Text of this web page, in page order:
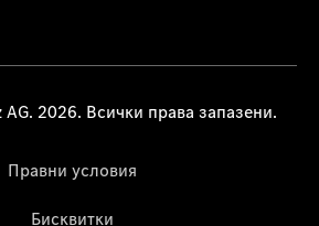
2026. Всички права запазени.
Правни условия
Бисквитки